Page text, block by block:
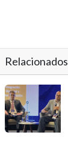
Relacionados